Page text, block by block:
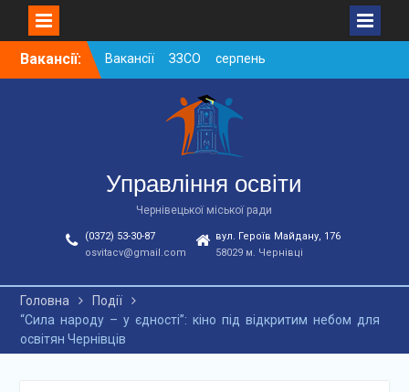
SkipВакансії:
Вакансії ЗЗСО серпень
2026
Вакансії ЗЗСО червень
Вакансії у ЗДО та
дошкільних підрозділах
ЗЗСО станом на
01.08.2026 р.
Управління освіти
Чернівецької міської ради
(0372) 53-30-87
osvitacv@gmail.com
вул. Героїв Майдану, 176
58029 м. Чернівці
Головна
Події
“Сила народу – у єдності”: кіно під відкритим небом для
освітян Чернівців